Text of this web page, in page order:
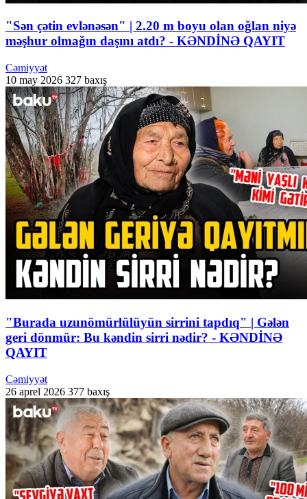
"Sən çətin evlənəsən" | 2.20 m boyu olan oğlan niyə
məşhur olmağın daşını atdı? - KƏNDİNƏ QAYIT
Cəmiyyət
10 may 2026 327 baxış
"Burada uzunömürlülüyün sirrini tapdıq" | Gələn
geri dönmür: Bu kəndin sirri nədir? - KƏNDİNƏ
QAYIT
Cəmiyyət
26 aprel 2026 377 baxış